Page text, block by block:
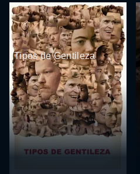
Tipos de Gentileza